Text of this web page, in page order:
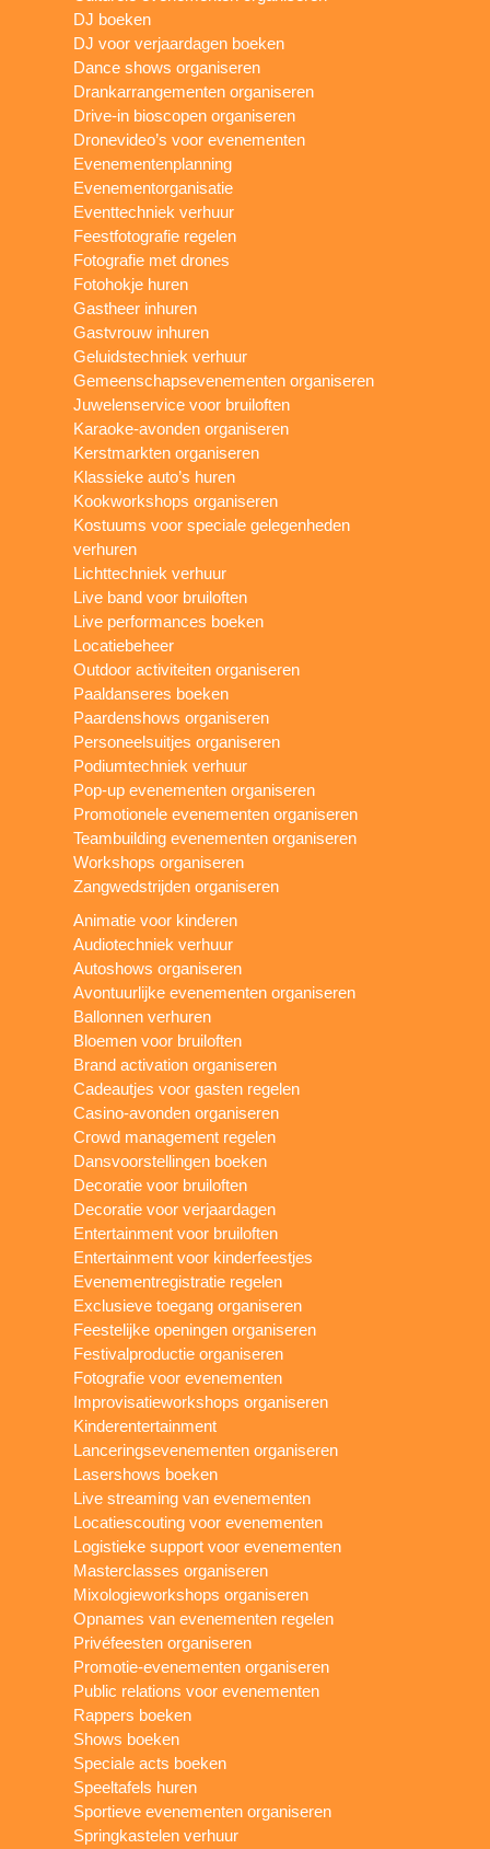
DJ boeken
DJ voor verjaardagen boeken
Dance shows organiseren
Drankarrangementen organiseren
Drive-in bioscopen organiseren
Dronevideo’s voor evenementen
Evenementenplanning
Evenementorganisatie
Eventtechniek verhuur
Feestfotografie regelen
Fotografie met drones
Fotohokje huren
Gastheer inhuren
Gastvrouw inhuren
Geluidstechniek verhuur
Gemeenschapsevenementen organiseren
Juwelenservice voor bruiloften
Karaoke-avonden organiseren
Kerstmarkten organiseren
Klassieke auto’s huren
Kookworkshops organiseren
Kostuums voor speciale gelegenheden
verhuren
Lichttechniek verhuur
Live band voor bruiloften
Live performances boeken
Locatiebeheer
Outdoor activiteiten organiseren
Paaldanseres boeken
Paardenshows organiseren
Personeelsuitjes organiseren
Podiumtechniek verhuur
Pop-up evenementen organiseren
Promotionele evenementen organiseren
Teambuilding evenementen organiseren
Workshops organiseren
Zangwedstrijden organiseren
Animatie voor kinderen
Audiotechniek verhuur
Autoshows organiseren
Avontuurlijke evenementen organiseren
Ballonnen verhuren
Bloemen voor bruiloften
Brand activation organiseren
Cadeautjes voor gasten regelen
Casino-avonden organiseren
Crowd management regelen
Dansvoorstellingen boeken
Decoratie voor bruiloften
Decoratie voor verjaardagen
Entertainment voor bruiloften
Entertainment voor kinderfeestjes
Evenementregistratie regelen
Exclusieve toegang organiseren
Feestelijke openingen organiseren
Festivalproductie organiseren
Fotografie voor evenementen
Improvisatieworkshops organiseren
Kinderentertainment
Lanceringsevenementen organiseren
Lasershows boeken
Live streaming van evenementen
Locatiescouting voor evenementen
Logistieke support voor evenementen
Masterclasses organiseren
Mixologieworkshops organiseren
Opnames van evenementen regelen
Privéfeesten organiseren
Promotie-evenementen organiseren
Public relations voor evenementen
Rappers boeken
Shows boeken
Speciale acts boeken
Speeltafels huren
Sportieve evenementen organiseren
Springkastelen verhuur